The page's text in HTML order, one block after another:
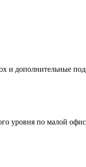
и дополнительные
уровня по малой